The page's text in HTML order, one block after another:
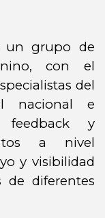
un grupo de
con el
del
nacional e
feedback y
a nivel
y visibilidad
de diferentes